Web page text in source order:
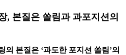
, 본질은 쏠림과 과포지션의
본질은 ‘과도한 포지션 쏠림’의